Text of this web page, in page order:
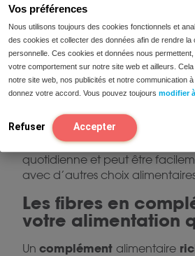
Vos préférences
Nous utilisons toujours des cookies fonctionnels et
des cookies et collecter des données afin de rendre
personnelle. Ces cookies et données nous
votre comportement sur notre site web et ailleurs.
notre site web, nos publicités et notre communication
donnez votre accord. Vous pouvez toujours modifier
Refuser Accepter
des compléments
qui s’intègrent bien dans leur
préférences personnelles.
Dans cette catégorie, vous
riches en fibres d’Intoleran,
Support. Ce produit a été
compléter l’alimentation
des fibres soigneusement
complément convient à une
quotidienne et peut être
avec d’autres choix
Les fibres en
votre alimentation
Un complément alimentaire